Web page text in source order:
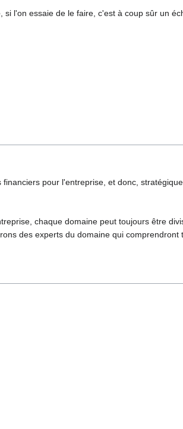
l'on essaie de le faire, c'est à coup sûr un
pour l'entreprise, et donc,
chaque domaine peut toujours être
des experts du domaine qui comprendront